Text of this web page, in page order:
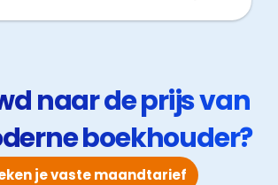
zorgt niet enkel voor de cijfers, maar
mee met uw zaak.
naar de prijs van
boekhouder?
je vaste maandtarief